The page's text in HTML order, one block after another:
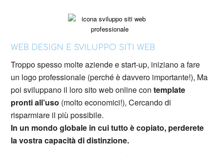
WEB DESIGN E SVILUPPO SITI WEB
Troppo spesso molte aziende e start-up, iniziano a fare
un logo professionale (perché è davvero importante!), Ma
poi sviluppano il loro sito web online contemplate
pronti all’uso (molto economici!), Cercando di
risparmiare il più possibile.
In un mondo globale in cui tutto è copiato, perderete
la vostra capacità di distinzione.